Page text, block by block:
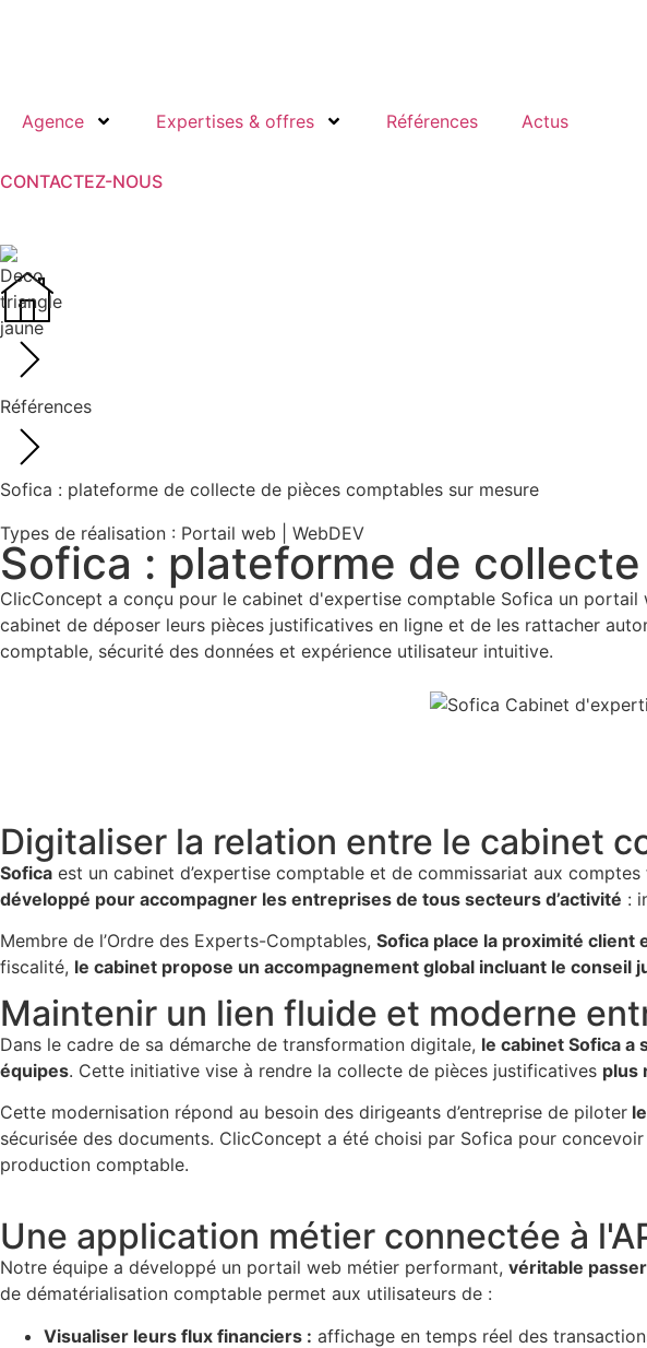
Agence Expertises & offres Références Actus
CONTACTEZ-NOUS
Références
Sofica : plateforme de collecte de pièces comptables sur mesure
Types de réalisation : Portail web WebDEV
Sofica : plateforme de
ClicConcept a conçu pour le cabinet d'expertise comptable Sofica un
cabinet de déposer leurs pièces justificatives en ligne et de les rattacher
comptable, sécurité des données et expérience utilisateur intuitive.
Digitaliser la relation entre le cabinet
Sofica est un cabinet d’expertise comptable et de commissariat aux
développé pour accompagner les entreprises de tous secteurs d’activité :
Membre de l’Ordre des Experts-Comptables, Sofica place la proximité
fiscalité, le cabinet propose un accompagnement global incluant le conseil
Maintenir un lien fluide et moderne
Dans le cadre de sa démarche de transformation digitale, le cabinet Sofica
équipes. Cette initiative vise à rendre la collecte de pièces justificatives plus
Cette modernisation répond au besoin des dirigeants d’entreprise de piloter
sécurisée des documents. ClicConcept a été choisi par Sofica pour concevoir
production comptable.
Une application métier connectée à
Notre équipe a développé un portail web métier performant, véritable
de dématérialisation comptable permet aux utilisateurs de :
Visualiser leurs flux financiers : affichage en temps réel des